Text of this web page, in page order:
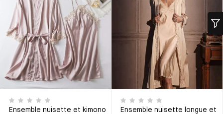
Ensemble nuisette et kimono
Ensemble nuisette longue et